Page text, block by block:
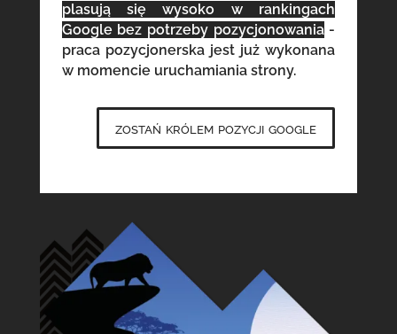
plasują się wysoko w rankingach
Google bez potrzeby pozycjonowania-
praca pozycjonerska jest już wykonana
w momencie uruchamiania strony.
zostań królem pozycji google